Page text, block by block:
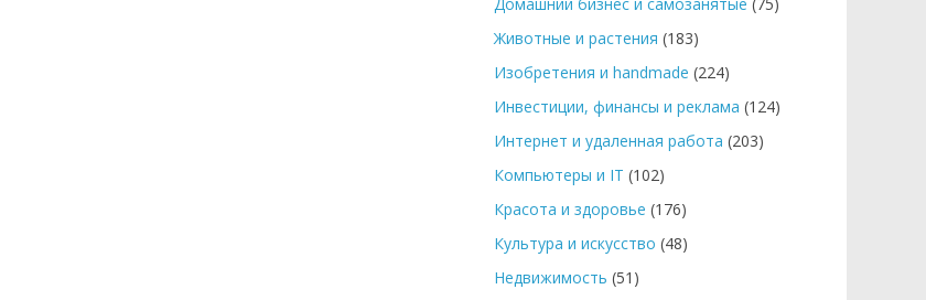
Животные и растения (183)
Изобретения и handmade (224)
Инвестиции, финансы и реклама (124)
Интернет и удаленная работа (203)
Компьютеры и IT (102)
Красота и здоровье (176)
Культура и искусство (48)
Недвижимость (51)